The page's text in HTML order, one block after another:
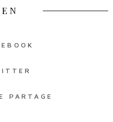
PARTAGE